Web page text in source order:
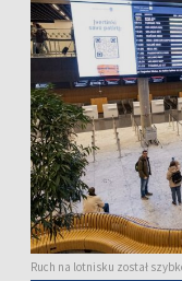
Ruch na lotnisku został